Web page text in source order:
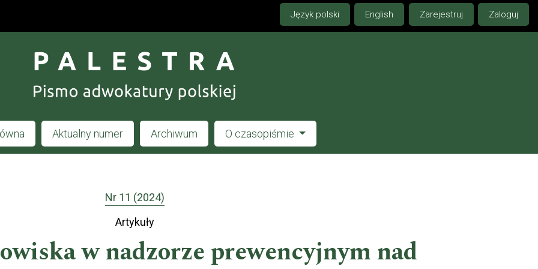
Język polski English Zarejestruj Zaloguj
Aktualny numer Archiwum O czasopiśmie
Nr 11 (2024)
Artykuły
w nadzorze prewencyjnym nad